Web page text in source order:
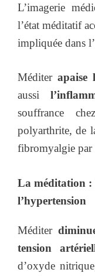
L’imagerie
l’état méditatif
impliquée dans
Méditerapaise
aussi
souffrance
polyarthrite, de
fibromyalgie par
La méditation :
l’hypertension
Méditer
tension
d’oxyde